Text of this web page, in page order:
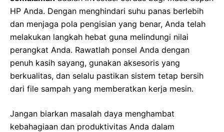
HP Anda. Dengan menghindari suhu panas berlebih
dan menjaga pola pengisian yang benar, Anda telah
melakukan langkah hebat guna melindungi nilai
perangkat Anda. Rawatlah ponsel Anda dengan
penuh kasih sayang, gunakan aksesoris yang
berkualitas, dan selalu pastikan sistem tetap bersih
dari file sampah yang memberatkan kerja mesin.
Jangan biarkan masalah daya menghambat
kebahagiaan dan produktivitas Anda dalam